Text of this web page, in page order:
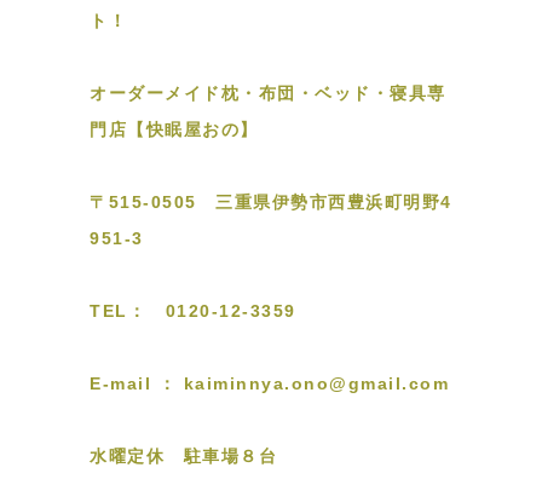
ト！
オーダーメイド枕・布団・ベッド・寝具専
門店【快眠屋おの】
〒515-0505 三重県伊勢市西豊浜町明野4
951-3
TEL： 0120-12-3359
E-mail ： kaiminnya.ono@gmail.com
水曜定休 駐車場８台